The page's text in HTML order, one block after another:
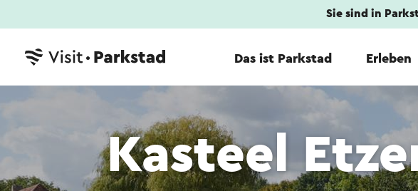
Sie sind in
Das ist Parkstad Erleben
Kasteel